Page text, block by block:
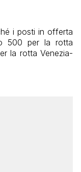
i posti in offerta
500 per la rotta
la rotta Venezia-